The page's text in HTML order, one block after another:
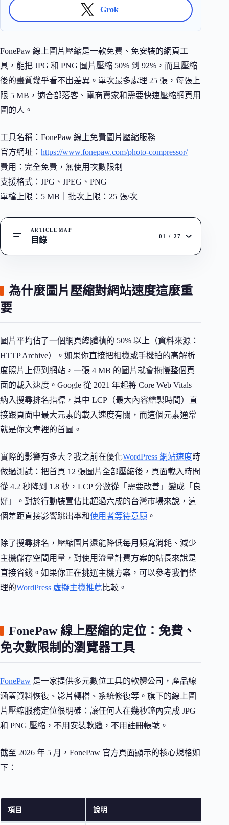
Grok
FonePaw 線上圖片壓縮是一款免費、免安裝的網頁工
具，能把 JPG 和 PNG 圖片壓縮 50% 到 92%，而且壓縮
後的畫質幾乎看不出差異。單次最多處理 25 張，每張上
限 5 MB，適合部落客、電商賣家和需要快速壓縮網頁用
圖的人。
工具名稱：FonePaw 線上免費圖片壓縮服務
官方網址： https://www.fonepaw.com/photo-compressor/
費用：完全免費，無使用次數限制
支援格式：JPG、JPEG、PNG
單檔上限：5 MB｜批次上限：25 張/次
ARTICLE MAP
目錄 01 / 27
為什麼圖片壓縮對網站速度這麼重
要
圖片平均佔了一個網頁總體積的 50% 以上（資料來源：
HTTP Archive）。如果你直接把相機或手機拍的高解析
度照片上傳到網站，一張 4 MB 的圖片就會拖慢整個頁
面的載入速度。Google 從 2021 年起將 Core Web Vitals
納入搜尋排名指標，其中 LCP（最大內容繪製時間）直
接跟頁面中最大元素的載入速度有關，而這個元素通常
就是你文章裡的首圖。
實際的影響有多大？我之前在優化WordPress 網站速度時
做過測試：把首頁 12 張圖片全部壓縮後，頁面載入時間
從 4.2 秒降到 1.8 秒，LCP 分數從「需要改善」變成「良
好」。對於行動裝置佔比超過六成的台灣市場來說，這
個差距直接影響跳出率和使用者等待意願 。
除了搜尋排名，壓縮圖片還能降低每月頻寬消耗、減少
主機儲存空間用量，對使用流量計費方案的站長來說是
直接省錢。如果你正在挑選主機方案，可以參考我們整
理的WordPress 虛擬主機推薦比較。
FonePaw 線上壓縮的定位：免費、
免次數限制的瀏覽器工具
FonePaw 是一家提供多元數位工具的軟體公司，產品線
涵蓋資料恢復、影片轉檔、系統修復等。旗下的線上圖
片壓縮服務定位很明確：讓任何人在幾秒鐘內完成 JPG
和 PNG 壓縮，不用安裝軟體，不用註冊帳號。
截至 2026 年 5 月，FonePaw 官方頁面顯示的核心規格如
下：
項目 說明